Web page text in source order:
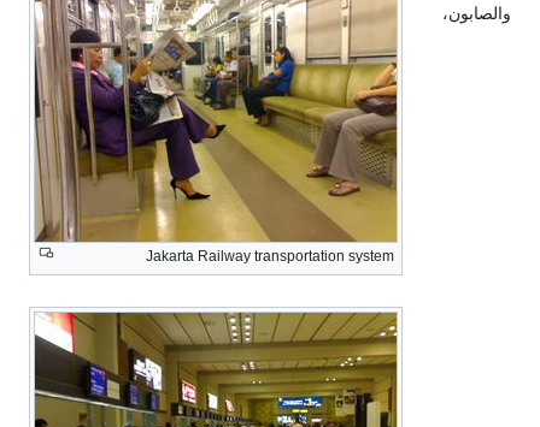
Jakarta Railway transportation system
والصابون،